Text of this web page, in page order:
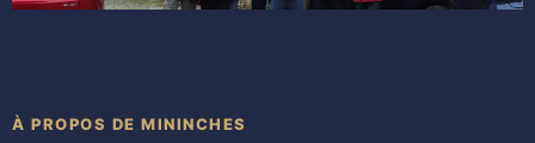
À PROPOS DE MININCHES